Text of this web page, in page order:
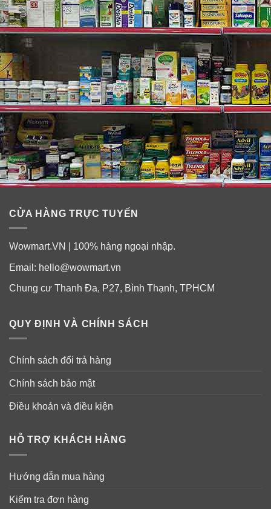
Thành phần kem dưỡng trắng da AHC
Capture White Solution Max Cream
Kem trắng da Capture gồm 20 loại thảo mộc quý cùng
nhiều tinh chất từ thiên nhiên như dầu olive, tinh dầu vỏ
cam, tinh dầu vỏ chanh, chiết xuất tế bào gốc noãn hoa
sen trắng, vỏ cây liễu, các khuẩn nấm men
Lactobacillus từ mầm gạo, rượu sake, trà đen, dâu
rừng…
–Chiết xuất Olive Fruit Oil, Squalane: cho làn da mềm
Chiết xuất tế bào gốc noãn hoa sen trắng
–Chứa chiết xuất vỏ cây liễu
biển, trà đen, dâu rừng… Chúng có khả năng cải thiện
đề về da
NP: giúp cấp ẩm, giữ ẩm và chống mất nước cho da,
tăng cường hàng rào bảo vệ da.
–Chứa tinh dầu vỏ cam, tinh dầu vỏ chanh,
bergamot, chanh tây, xô thơm
CỬA HÀNG TRỰC TUYẾN
Wowmart.VN | 100% hàng ngoại nhập.
Email: hello@wowmart.vn
Chung cư Thanh Đa, P27, Bình Thạnh, TPHCM
QUY ĐỊNH VÀ CHÍNH SÁCH
Chính sách đổi trả hàng
Chính sách bảo mật
Điều khoản và điều kiện
HỖ TRỢ KHÁCH HÀNG
Hướng dẫn mua hàng
Kiểm tra đơn hàng